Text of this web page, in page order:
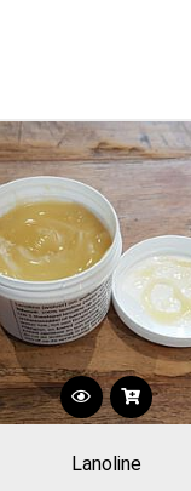
Lanoline